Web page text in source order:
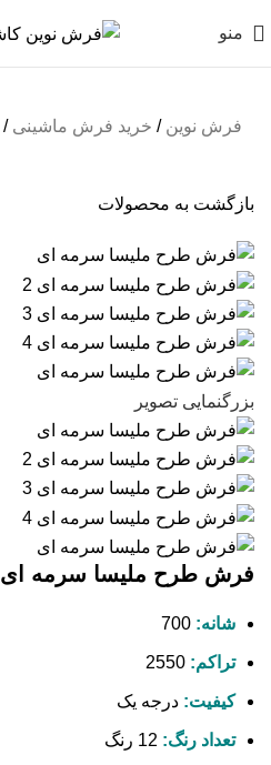
منو
فرش نوین / خرید فرش ماشینی /
بازگشت به محصولات
بزرگنمایی تصویر
فرش طرح ملیسا سرمه ای
شانه:
تراکم:
کیفیت: درجه یک
تعداد رنگ: